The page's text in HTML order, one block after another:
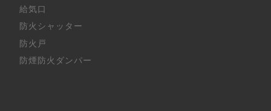
給気口
防火シャッター
防火戸
防煙防火ダンパー